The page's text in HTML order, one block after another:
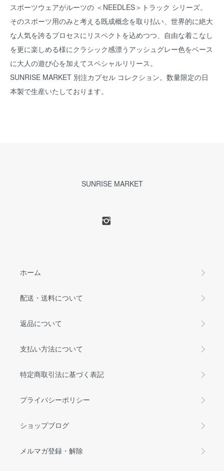
スポーツウェアがルーツの ＜NEEDLES＞トラック シリーズ。
そのスポーツ用のみと考える既成概念を取り払い、世界的に絶大
な人気を誇るプロセスにリスペクトを込めつつ、自由な着こなし
を更に楽しめる様にクラシック感漂うアッシュグレー色をベース
に大人の遊び心を加えてスペシャルリリース。
SUNRISE MARKET 別注カプセル コレクション。数量限定の日
本製で生産いたしております。
SUNRISE MARKET
ホーム
配送・送料について
返品について
支払い方法について
特定商取引法に基づく表記
プライバシーポリシー
ショップブログ
メルマガ登録・解除